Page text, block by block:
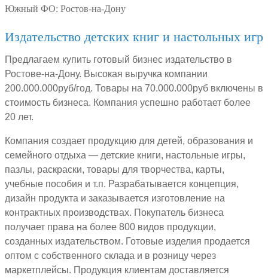
Южный ФО: Ростов-на-Дону
Издательство детских книг и настольных игр
Предлагаем купить готовый бизнес издательство в
Ростове-на-Дону. Высокая выручка компании
200.000.000руб/год. Товары на 70.000.000руб включены в
стоимость бизнеса. Компания успешно работает более
20 лет.
Компания создает продукцию для детей, образования и
семейного отдыха — детские книги, настольные игры,
пазлы, раскраски, товары для творчества, карты,
учебные пособия и т.п. Разрабатывается концепция,
дизайн продукта и заказывается изготовление на
контрактных производствах. Покупатель бизнеса
получает права на более 800 видов продукции,
созданных издательством. Готовые изделия продается
оптом с собственного склада и в розницу через
маркетплейсы. Продукция клиентам доставляется